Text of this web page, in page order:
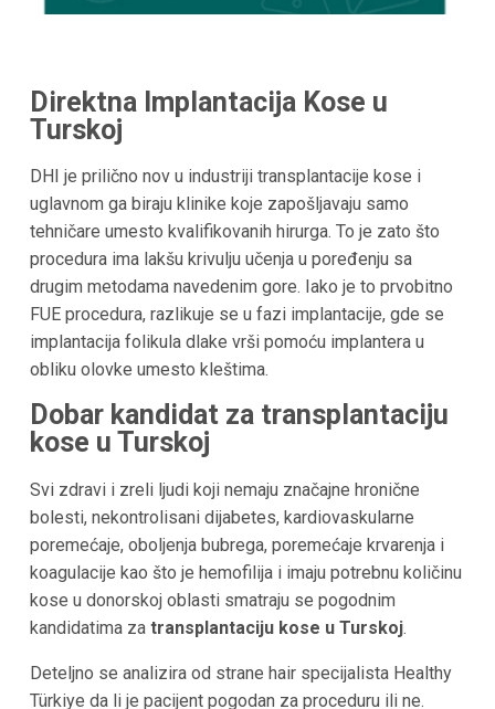
Direktna Implantacija Kose u
Turskoj
DHI je prilično nov u industriji transplantacije kose i
uglavnom ga biraju klinike koje zapošljavaju samo
tehničare umesto kvalifikovanih hirurga. To je zato što
procedura ima lakšu krivulju učenja u poređenju sa
drugim metodama navedenim gore. Iako je to prvobitno
FUE procedura, razlikuje se u fazi implantacije, gde se
implantacija folikula dlake vrši pomoću implantera u
obliku olovke umesto kleštima.
Dobar kandidat za transplantaciju
kose u Turskoj
Svi zdravi i zreli ljudi koji nemaju značajne hronične
bolesti, nekontrolisani dijabetes, kardiovaskularne
poremećaje, oboljenja bubrega, poremećaje krvarenja i
koagulacije kao što je hemofilija i imaju potrebnu količinu
kose u donorskoj oblasti smatraju se pogodnim
kandidatima za transplantaciju kose u Turskoj.
Deteljno se analizira od strane hair specijalista Healthy
Türkiye da li je pacijent pogodan za proceduru ili ne.